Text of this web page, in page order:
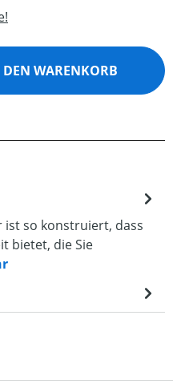
gewünschten
WARENKORB
ist so konstruiert, dass
bietet, die Sie